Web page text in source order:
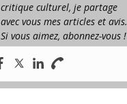
critique culturel, je partage
avec vous mes articles et avis.
Si vous aimez, abonnez-vous !